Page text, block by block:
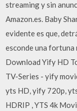
streaming y sin
Amazon.es. Baby
evidente es que,
esconde una fortuna
Download Yify HD
TV-Series - yify
yts HD, yify 720p,
HDRIP , YTS 4k